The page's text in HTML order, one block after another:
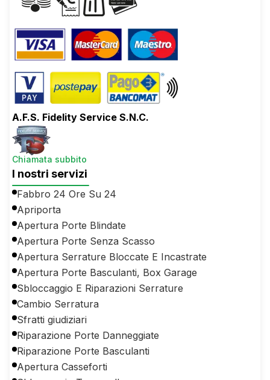
A.F.S. Fidelity Service S.N.C.
Chiamata subbito
I nostri servizi
Fabbro 24 Ore Su 24
Apriporta
Apertura Porte Blindate
Apertura Porte Senza Scasso
Apertura Serrature Bloccate E Incastrate
Apertura Porte Basculanti, Box Garage
Sbloccaggio E Riparazioni Serrature
Cambio Serratura
Sfratti giudiziari
Riparazione Porte Danneggiate
Riparazione Porte Basculanti
Apertura Casseforti